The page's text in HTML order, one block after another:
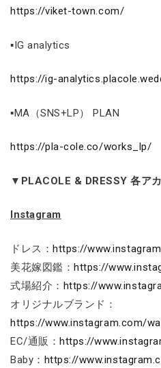
https://viket-town.com/
▪IG analytics
https://ig-
▪MA（SNS+LP） PLAN
https://pla-cole.co/works_lp/
▼PLACOLE & DRESSY 各ア
Instagram
ドレス：https://
美花嫁図鑑：https://
式場紹介： https://
オリジナルブランド：
https://www.instagram.com/
EC/通販：https://
Baby： https://